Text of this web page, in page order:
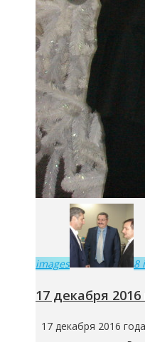
images 8
17 декабря
17 декабря 2016